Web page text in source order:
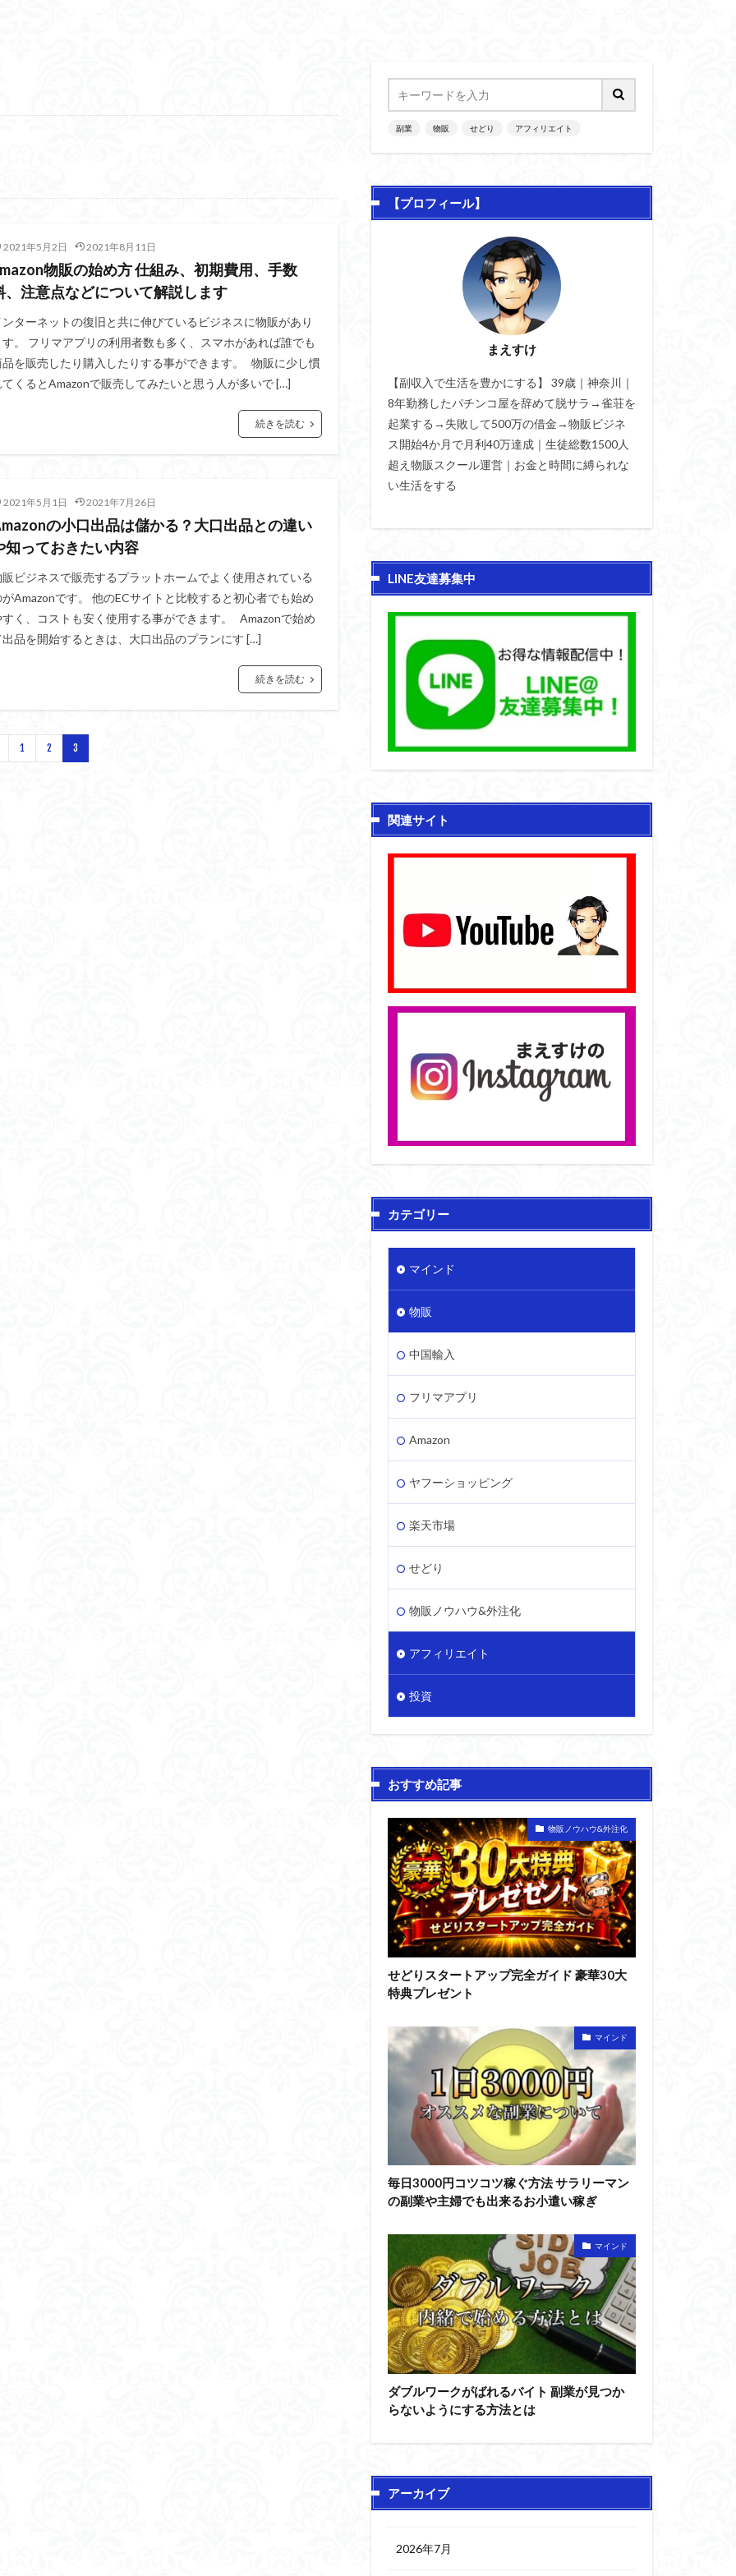
2021年5月2日 2021年8月11日
物販の始め方 仕組み、初期費用、手数
、注意点などについて解説します
ンターネットの復旧と共に伸びているビジネスに物販があり
す。 フリマアプリの利用者数も多く、スマホがあれば誰でも
品を販売したり購入したりする事ができます。 物販に少し慣
てくるとAmazonで販売してみたいと思う人が多いで […]
続きを読む
2021年5月1日 2021年7月26日
の小口出品は儲かる？大口出品との違い
知っておきたい内容
販ビジネスで販売するプラットホームでよく使用されている
がAmazonです。 他のECサイトと比較すると初心者でも始め
すく、コストも安く使用する事ができます。 Amazonで始め
出品を開始するときは、大口出品のプランにす […]
続きを読む
1 2 3
副業 物販 せどり アフィリエイト
【プロフィール】
まえすけ
【副収入で生活を豊かにする】 39歳｜神奈川｜
8年勤務したパチンコ屋を辞めて脱サラ→雀荘を
起業する→失敗して500万の借金→物販ビジネ
ス開始4か月で月利40万達成｜生徒総数1500人
超え物販スクール運営｜お金と時間に縛られな
い生活をする
LINE友達募集中
関連サイト
カテゴリー
マインド
物販
中国輸入
フリマアプリ
Amazon
ヤフーショッピング
楽天市場
せどり
物販ノウハウ&外注化
アフィリエイト
投資
おすすめ記事
物販ノウハウ&外注化
せどりスタートアップ完全ガイド 豪華30大
特典プレゼント
マインド
毎日3000円コツコツ稼ぐ方法 サラリーマン
の副業や主婦でも出来るお小遣い稼ぎ
マインド
ダブルワークがばれるバイト 副業が見つか
らないようにする方法とは
アーカイブ
2026年7月